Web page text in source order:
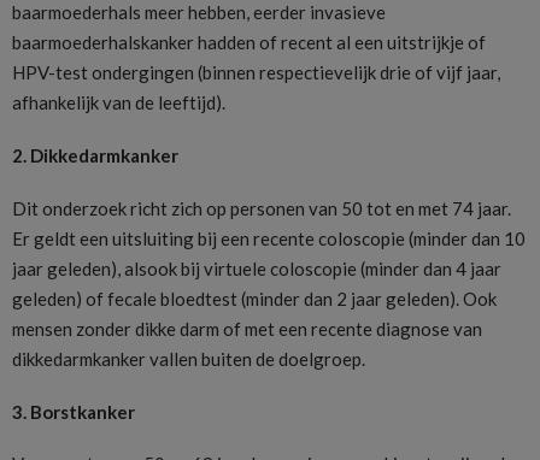
baarmoederhals meer hebben, eerder invasieve
baarmoederhalskanker hadden of recent al een uitstrijkje of
HPV-test ondergingen (binnen respectievelijk drie of vijf jaar,
afhankelijk van de leeftijd).
2. Dikkedarmkanker
Dit onderzoek richt zich op personen van 50 tot en met 74 jaar.
Er geldt een uitsluiting bij een recente coloscopie (minder dan 10
jaar geleden), alsook bij virtuele coloscopie (minder dan 4 jaar
geleden) of fecale bloedtest (minder dan 2 jaar geleden). Ook
mensen zonder dikke darm of met een recente diagnose van
dikkedarmkanker vallen buiten de doelgroep.
3. Borstkanker